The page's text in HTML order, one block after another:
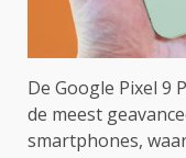
De Google Pixel 9
de meest
smartphones,